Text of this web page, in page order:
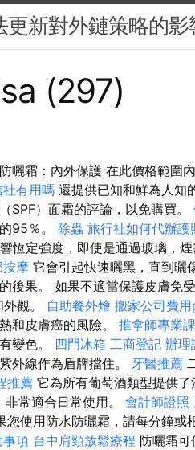
更新對外鏈策略的
(297)
曬霜：內外保護 在此價格範圍
社有用嗎 還提供已知和鮮為人知
SPF）面霜的評論，以免購買。
95％。 除蟲 旅行社如何代辦護
恆定強度，即使是通過玻璃，
按摩 它會引起快速曬黑，直到曬
後果。 如果不適當保護皮膚免
觀。
自助餐外燴 搬家公司費
和皮膚癌的風險。 推拿師專業
變色。 四門冰箱 工商登記 辦理
外線作為盾牌擋住。 牙醫推薦
推薦 它為所有葡萄酒類型提供
常適合日常使用。 會計師證照
您使用防水防曬霜，請每分鐘或
事項 台中肩頸放鬆療程 防曬霜